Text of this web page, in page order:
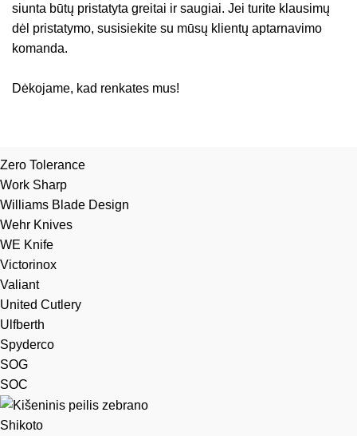
siunta būtų pristatyta greitai ir saugiai. Jei turite klausimų
dėl pristatymo, susisiekite su mūsų klientų aptarnavimo
komanda.
Dėkojame, kad renkates mus!
Zero Tolerance
Work Sharp
Williams Blade Design
Wehr Knives
WE Knife
Victorinox
Valiant
United Cutlery
Ulfberth
Spyderco
SOG
SOC
Shikoto